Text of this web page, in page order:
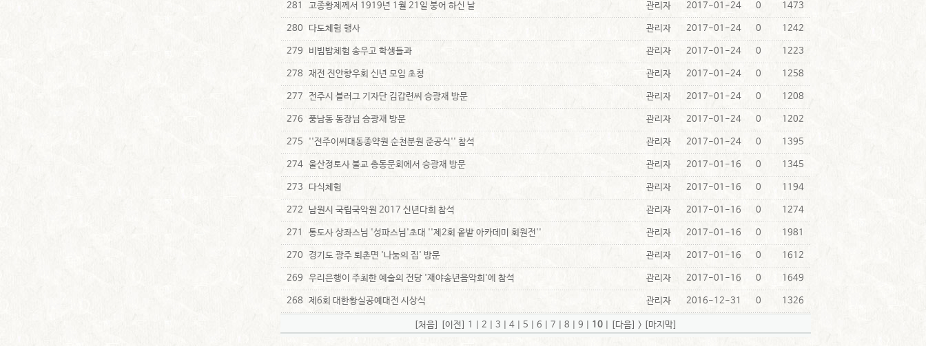
281 고종황제께서 1919년 1월 21일 붕어 하신 날 관리자 2017-01-24 0 1473
280 다도체험 행사 관리자 2017-01-24 0 1242
279 비빔밥체험 송우고 학생들과 관리자 2017-01-24 0 1223
278 재전 진안향우회 신년 모임 초청 관리자 2017-01-24 0 1258
277 전주시 블러그 기자단 김갑련씨 승광재 방문 관리자 2017-01-24 0 1208
276 풍남동 동장님 승광재 방문 관리자 2017-01-24 0 1202
275 ''전주이씨대동종약원 순천분원 준공식'' 참석 관리자 2017-01-24 0 1395
274 울산정토사 불교 총동문회에서 승광재 방문 관리자 2017-01-16 0 1345
273 다식체험 관리자 2017-01-16 0 1194
272 남원시 국립국악원 2017 신년다회 참석 관리자 2017-01-16 0 1274
271 통도사 상좌스님 '성파스님'초대 ''제2회 옽밭 아카데미 회원전'' 관리자 2017-01-16 0 1981
270 경기도 광주 퇴촌면 '나눔의 집' 방문 관리자 2017-01-16 0 1612
269 우리은행이 주최한 예술의 전당 '재야송년음악회'에 참석 관리자 2017-01-16 0 1649
268 제6회 대한황실공예대전 시상식 관리자 2016-12-31 0 1326
[처음] [이전] 1 2 3 4 5 6 7 8 9 10 [다음] > [마지막]